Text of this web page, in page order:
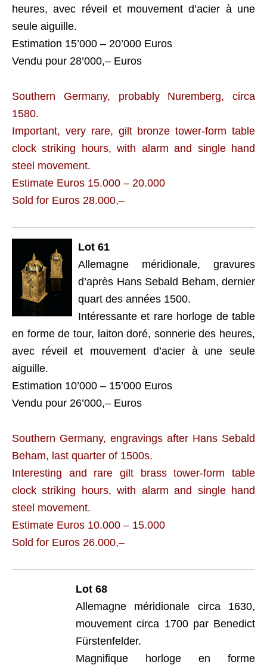
heures, avec réveil et mouvement d’acier à une
seule aiguille.
Estimation 15’000 – 20’000 Euros
Vendu pour 28’000,– Euros
Southern Germany, probably Nuremberg, circa
1580.
Important, very rare, gilt bronze tower-form table
clock striking hours, with alarm and single hand
steel movement.
Estimate Euros 15.000 – 20.000
Sold for Euros 28.000,–
Lot 61
Allemagne méridionale, gravures
d’après Hans Sebald Beham, dernier
quart des années 1500.
Intéressante et rare horloge de table
en forme de tour, laiton doré, sonnerie des heures,
avec réveil et mouvement d’acier à une seule
aiguille.
Estimation 10’000 – 15’000 Euros
Vendu pour 26’000,– Euros
Southern Germany, engravings after Hans Sebald
Beham, last quarter of 1500s.
Interesting and rare gilt brass tower-form table
clock striking hours, with alarm and single hand
steel movement.
Estimate Euros 10.000 – 15.000
Sold for Euros 26.000,–
Lot 68
Allemagne méridionale circa 1630,
mouvement circa 1700 par Benedict
Fürstenfelder.
Magnifique horloge en forme